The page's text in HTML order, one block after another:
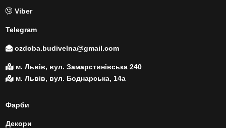
Viber
Telegram
ozdoba.budivelna@gmail.com
м. Львів, вул. Замарстинівська 240
м. Львів, вул. Боднарська, 14а
Фарби
Декори